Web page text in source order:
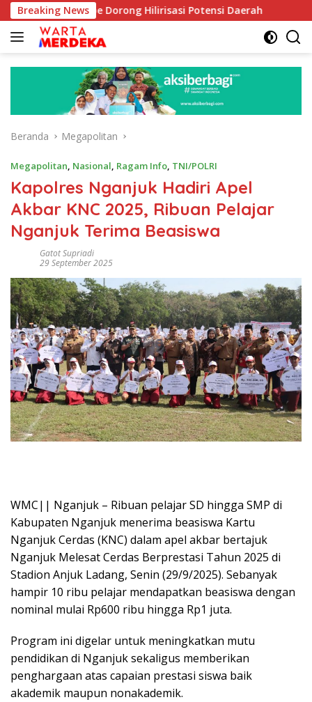
Langsung
ke
konten
Breaking News
Dorong Hilirisasi Potensi Daerah DPR Dorong
Beranda Megapolitan
Megapolitan, Nasional, Ragam Info, TNI/POLRI
Kapolres Nganjuk Hadiri Apel
Akbar KNC 2025, Ribuan Pelajar
Nganjuk Terima Beasiswa
Gatot Supriadi
29 September 2025
WMC|| Nganjuk – Ribuan pelajar SD hingga SMP di
Kabupaten Nganjuk menerima beasiswa Kartu
Nganjuk Cerdas (KNC) dalam apel akbar bertajuk
Nganjuk Melesat Cerdas Berprestasi Tahun 2025 di
Stadion Anjuk Ladang, Senin (29/9/2025). Sebanyak
hampir 10 ribu pelajar mendapatkan beasiswa dengan
nominal mulai Rp600 ribu hingga Rp1 juta.
Program ini digelar untuk meningkatkan mutu
pendidikan di Nganjuk sekaligus memberikan
penghargaan atas capaian prestasi siswa baik
akademik maupun nonakademik.